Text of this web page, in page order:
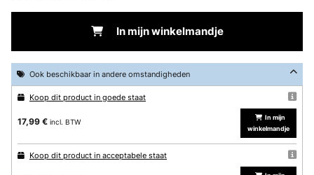
In mijn winkelmandje
Ook beschikbaar in andere omstandigheden
Koop dit product in goede staat
17,99 € incl. BTW
In mijn
winkelmandje
Koop dit product in acceptabele staat